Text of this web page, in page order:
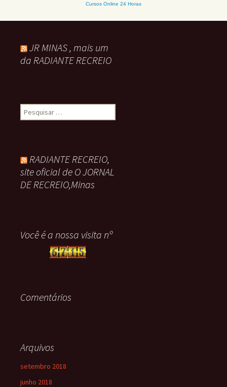
Cursos Online 24 Horas
JR MINAS , mais um
da RADIANTE RECREIO
Pesquisar
por:
RADIANTE RECREIO,
site oficial de O JORNAL
DE RECREIO,Minas
Você é a nossa visita nº
Comentários
Arquivos
setembro 2018
junho 2018